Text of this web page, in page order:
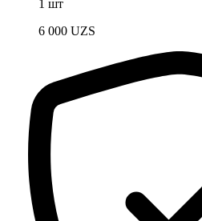
1 шт
6 000 UZS